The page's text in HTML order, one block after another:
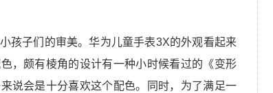
孩子们的审美。华为儿童手表3X的外观看起来
，颇有棱角的设计有一种小时候看过的《变形
说会是十分喜欢这个配色。同时，为了满足一